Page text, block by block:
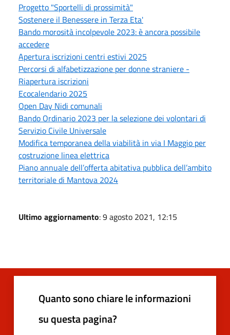
Progetto "Sportelli di prossimità"
Sostenere il Benessere in Terza Eta'
Bando morosità incolpevole 2023: è ancora possibile
accedere
Apertura iscrizioni centri estivi 2025
Percorsi di alfabetizzazione per donne straniere -
Riapertura iscrizioni
Ecocalendario 2025
Open Day Nidi comunali
Bando Ordinario 2023 per la selezione dei volontari di
Servizio Civile Universale
Modifica temporanea della viabilità in via I Maggio per
costruzione linea elettrica
Piano annuale dell’offerta abitativa pubblica dell’ambito
territoriale di Mantova 2024
Ultimo aggiornamento: 9 agosto 2021, 12:15
Quanto sono chiare le informazioni
su questa pagina?